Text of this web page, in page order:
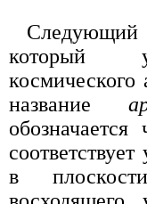
который
космического
название
обозначается
соответствует
в